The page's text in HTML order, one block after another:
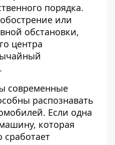
порядка.
или
обстановки,
центра
современные
распознавать
Если одна
которая
сработает